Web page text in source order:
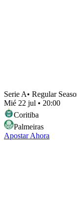
Serie A• Regular
Mié 22 jul • 20:00
Coritiba
Palmeiras
Apostar Ahora